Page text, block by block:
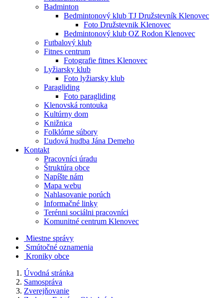
Badminton
Bedmintonový klub TJ Družstevník Klenovec
Foto Družstevnik Klenovec
Bedmintonový klub OZ Rodon Klenovec
Futbalový klub
Fitnes centrum
Fotografie fitnes Klenovec
Lyžiarsky klub
Foto lyžiarsky klub
Paragliding
Foto paragliding
Klenovská rontouka
Kultúrny dom
Knižnica
Folklórne súbory
Ľudová hudba Jána Demeho
Kontakt
Pracovníci úradu
Štruktúra obce
Napíšte nám
Mapa webu
Nahlasovanie porúch
Informačné linky
Terénni sociálni pracovníci
Komunitné centrum Klenovec
Miestne správy
Smútočné oznamenia
Kroniky obce
Úvodná stránka
Samospráva
Zverejňovanie